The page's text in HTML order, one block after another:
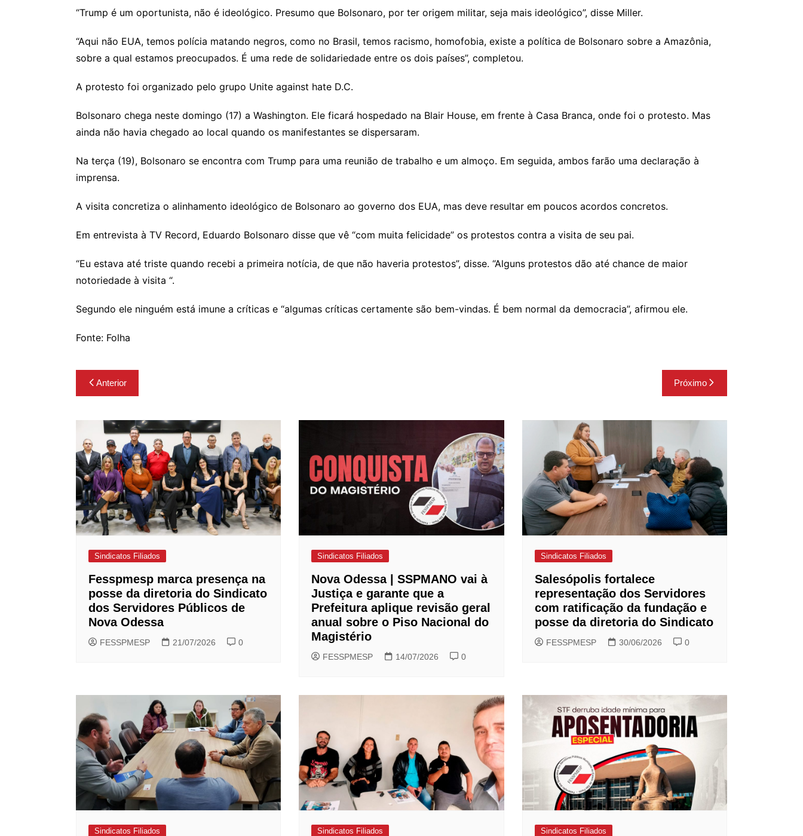
“Trump é um oportunista, não é ideológico. Presumo que Bolsonaro, por ter origem militar, seja mais ideológico”, disse Miller.
“Aqui não EUA, temos polícia matando negros, como no Brasil, temos racismo, homofobia, existe a política de Bolsonaro sobre a Amazônia,
sobre a qual estamos preocupados. É uma rede de solidariedade entre os dois países”, completou.
A protesto foi organizado pelo grupo Unite against hate D.C.
Bolsonaro chega neste domingo (17) a Washington. Ele ficará hospedado na Blair House, em frente à Casa Branca, onde foi o protesto. Mas
ainda não havia chegado ao local quando os manifestantes se dispersaram.
Na terça (19), Bolsonaro se encontra com Trump para uma reunião de trabalho e um almoço. Em seguida, ambos farão uma declaração à
imprensa.
A visita concretiza o alinhamento ideológico de Bolsonaro ao governo dos EUA, mas deve resultar em poucos acordos concretos.
Em entrevista à TV Record, Eduardo Bolsonaro disse que vê “com muita felicidade” os protestos contra a visita de seu pai.
“Eu estava até triste quando recebi a primeira notícia, de que não haveria protestos”, disse. “Alguns protestos dão até chance de maior
notoriedade à visita “.
Segundo ele ninguém está imune a críticas e “algumas críticas certamente são bem-vindas. É bem normal da democracia”, afirmou ele.
Fonte: Folha
Navegação
de
Post
Anterior Próximo
Sindicatos Filiados
Fesspmesp marca presença na
posse da diretoria do Sindicato
dos Servidores Públicos de
Nova Odessa
FESSPMESP 21/07/2026 0
Sindicatos Filiados
Nova Odessa | SSPMANO vai à
Justiça e garante que a
Prefeitura aplique revisão geral
anual sobre o Piso Nacional do
Magistério
FESSPMESP 14/07/2026 0
Sindicatos Filiados
Salesópolis fortalece
representação dos Servidores
com ratificação da fundação e
posse da diretoria do Sindicato
FESSPMESP 30/06/2026 0
Sindicatos Filiados Sindicatos Filiados Sindicatos Filiados